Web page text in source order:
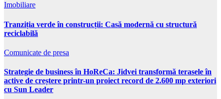
Imobiliare
Tranziția verde în construcții: Casă modernă cu structură
reciclabilă
Comunicate de presa
Strategie de business în HoReCa: Jidvei transformă terasele în
active de creștere printr-un proiect record de 2.600 mp exteriori
cu Sun Leader